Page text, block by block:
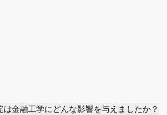
金融工学にどんな影響を与えましたか？